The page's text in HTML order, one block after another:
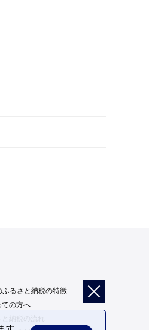
ふるさと納税の特徴
ての方へ
と納税の流れ
。